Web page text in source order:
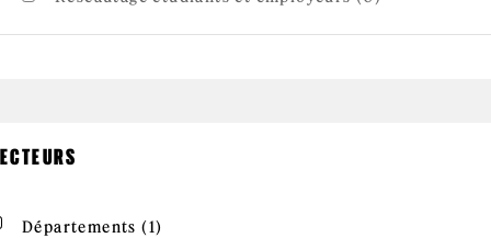
Apply Départements filter
Départements (1)